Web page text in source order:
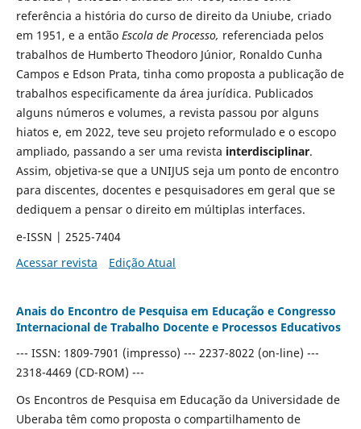
referência a história do curso de direito da Uniube, criado
em 1951, e a então Escola de Processo, referenciada pelos
trabalhos de Humberto Theodoro Júnior, Ronaldo Cunha
Campos e Edson Prata, tinha como proposta a publicação de
trabalhos especificamente da área jurídica. Publicados
alguns números e volumes, a revista passou por alguns
hiatos e, em 2022, teve seu projeto reformulado e o escopo
ampliado, passando a ser uma revista interdisciplinar.
Assim, objetiva-se que a UNIJUS seja um ponto de encontro
para discentes, docentes e pesquisadores em geral que se
dediquem a pensar o direito em múltiplas interfaces.
e-ISSN | 2525-7404
Acessar revista
Edição Atual
Anais do Encontro de Pesquisa em Educação e Congresso
Internacional de Trabalho Docente e Processos Educativos
--- ISSN: 1809-7901 (impresso) --- 2237-8022 (on-line) ---
2318-4469 (CD-ROM) ---
Os Encontros de Pesquisa em Educação da Universidade de
Uberaba têm como proposta o compartilhamento de